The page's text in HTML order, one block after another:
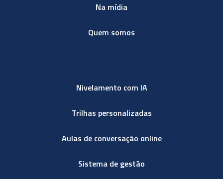
Na mídia
Quem somos
Nivelamento com IA
Trilhas personalizadas
Aulas de conversação online
Sistema de gestão